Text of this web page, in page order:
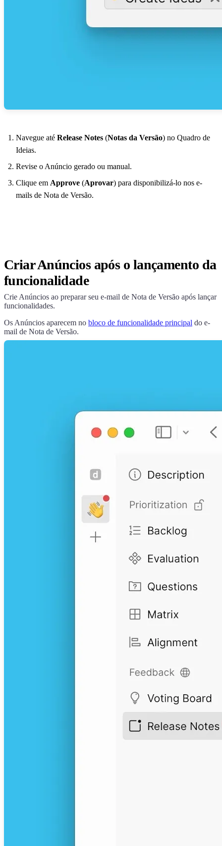
Navegue até Release Notes (Notas da Versão) no Quadro de
Ideias.
Revise o Anúncio gerado ou manual.
Clique em Approve (Aprovar) para disponibilizá-lo nos e-
mails de Nota de Versão.
Criar Anúncios após o lançamento da
funcionalidade
Crie Anúncios ao preparar seu e-mail de Nota de Versão após lançar
funcionalidades.
Os Anúncios aparecem no bloco de funcionalidade principal do e-
mail de Nota de Versão.